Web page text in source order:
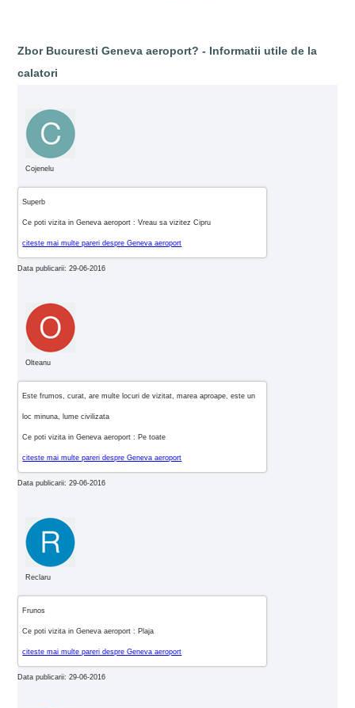
Zbor Bucuresti Geneva aeroport? - Informatii utile de la
calatori
Cojenelu
Superb
Ce poti vizita in Geneva aeroport : Vreau sa vizitez Cipru
citeste mai multe pareri despre Geneva aeroport
Data publicarii: 29-06-2016
Olteanu
Este frumos, curat, are multe locuri de vizitat, marea aproape, este un
loc minuna, lume civilizata
Ce poti vizita in Geneva aeroport : Pe toate
citeste mai multe pareri despre Geneva aeroport
Data publicarii: 29-06-2016
Reclaru
Frunos
Ce poti vizita in Geneva aeroport : Plaja
citeste mai multe pareri despre Geneva aeroport
Data publicarii: 29-06-2016